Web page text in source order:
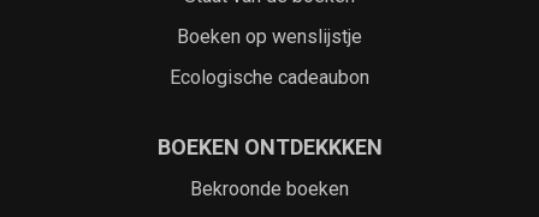
Boeken op wenslijstje
Ecologische cadeaubon
BOEKEN ONTDEKKKEN
Bekroonde boeken